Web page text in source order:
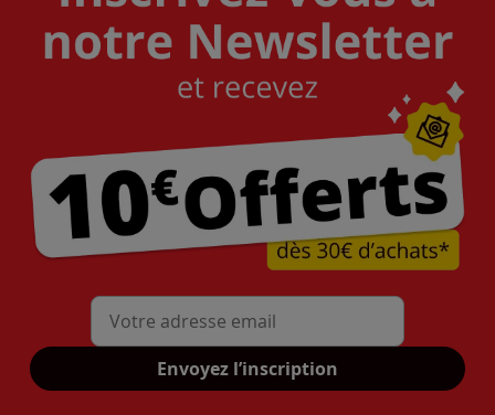
Mon adresse mail
Envoyez l’inscription